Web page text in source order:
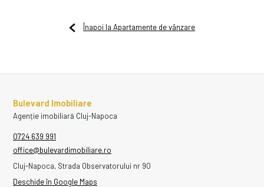
Înapoi la Apartamente de vânzare
Bulevard Imobiliare
Agenție imobiliară Cluj-Napoca
0724 639 991
office@bulevardimobiliare.ro
Cluj-Napoca, Strada Observatorului nr 90
Deschide în Google Maps